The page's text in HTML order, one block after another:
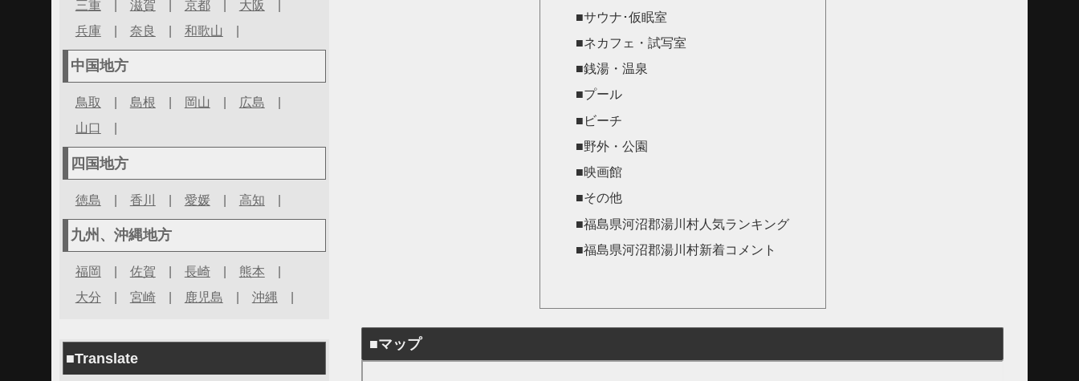
■サウナ･仮眠室
■ネカフェ・試写室
■銭湯・温泉
■プール
■ビーチ
■野外・公園
■映画館
■その他
■福島県河沼郡湯川村人気ランキング
■福島県河沼郡湯川村新着コメント
■マップ
三重 滋賀 京都| 大阪
兵庫| 奈良 | 和歌山 |
中国地方
鳥取 | 島根 | 岡山 | 広島 |
山口 |
四国地方
徳島 | 香川 | 愛媛| 高知 |
九州、沖縄地方
福岡 | 佐賀 | 長崎| 熊本 |
大分 | 宮崎| 鹿児島 | 沖縄 |
■Translate